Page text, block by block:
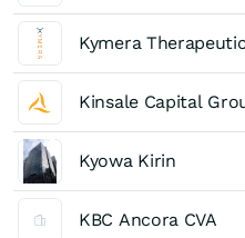
Kymera
Kinsale Capital
Kyowa Kirin
KBC Ancora CVA